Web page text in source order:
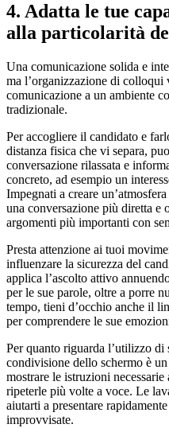
4. Adatta le tue
alla particolarità
Una comunicazione solida e
ma l’organizzazione di colloqui
comunicazione a un ambiente
tradizionale.
Per accogliere il candidato e
distanza fisica che vi separa,
conversazione rilassata e
concreto, ad esempio un
Impegnati a creare
una conversazione più diretta e
argomenti più importanti con
Presta attenzione ai tuoi
influenzare la sicurezza del
applica l’ascolto attivo
per le sue parole, oltre a porre
tempo, tieni d’occhio anche il
per comprendere le sue
Per quanto riguarda l’utilizzo
condivisione dello schermo è
mostrare le istruzioni
ripeterle più volte a voce. Le
aiutarti a presentare
improvvisate.